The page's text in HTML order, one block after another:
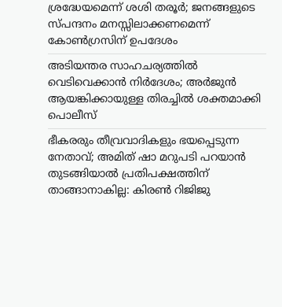
ശ്രദ്ധേയമെന്ന് ശശി തരൂർ; ജനങ്ങളുടെ
സ്പന്ദനം മനസ്സിലാക്കണമെന്ന്
കോൺഗ്രസിന് ഉപദേശം
അടിയന്തര സാഹചര്യത്തിൽ
വെടിവെക്കാൻ നിർദേശം; അർജുൻ
ആയങ്കിക്കായുള്ള തിരച്ചിൽ ശക്തമാക്കി
പൊലീസ്
ഭീകരരും തീവ്രവാദികളും ഭയപ്പെടുന്ന
നേതാവ്; അമിത് ഷാ മറുപടി പറയാൻ
തുടങ്ങിയാൽ പ്രതിപക്ഷത്തിന്
താങ്ങാനാകില്ല: കിരൺ റിജിജു